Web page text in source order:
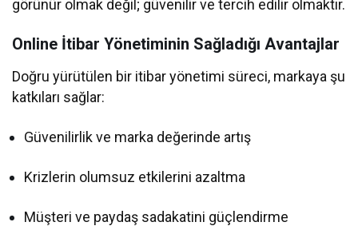
görünür olmak değil; güvenilir ve tercih edilir olmaktır.
Online İtibar Yönetiminin Sağladığı Avantajlar
Doğru yürütülen bir itibar yönetimi süreci, markaya şu
katkıları sağlar:
Güvenilirlik ve marka değerinde artış
Krizlerin olumsuz etkilerini azaltma
Müşteri ve paydaş sadakatini güçlendirme